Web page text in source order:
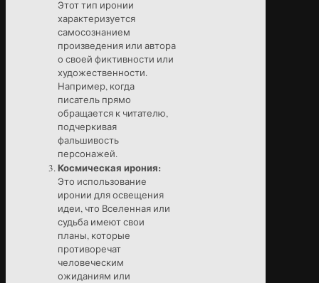
Этот тип иронии
характеризуется
самосознанием
произведения или автора
о своей фиктивности или
художественности.
Например, когда
писатель прямо
обращается к читателю,
подчеркивая
фальшивость
персонажей.
Космическая ирония:
Это использование
иронии для освещения
идеи, что Вселенная или
судьба имеют свои
планы, которые
противоречат
человеческим
ожиданиям или